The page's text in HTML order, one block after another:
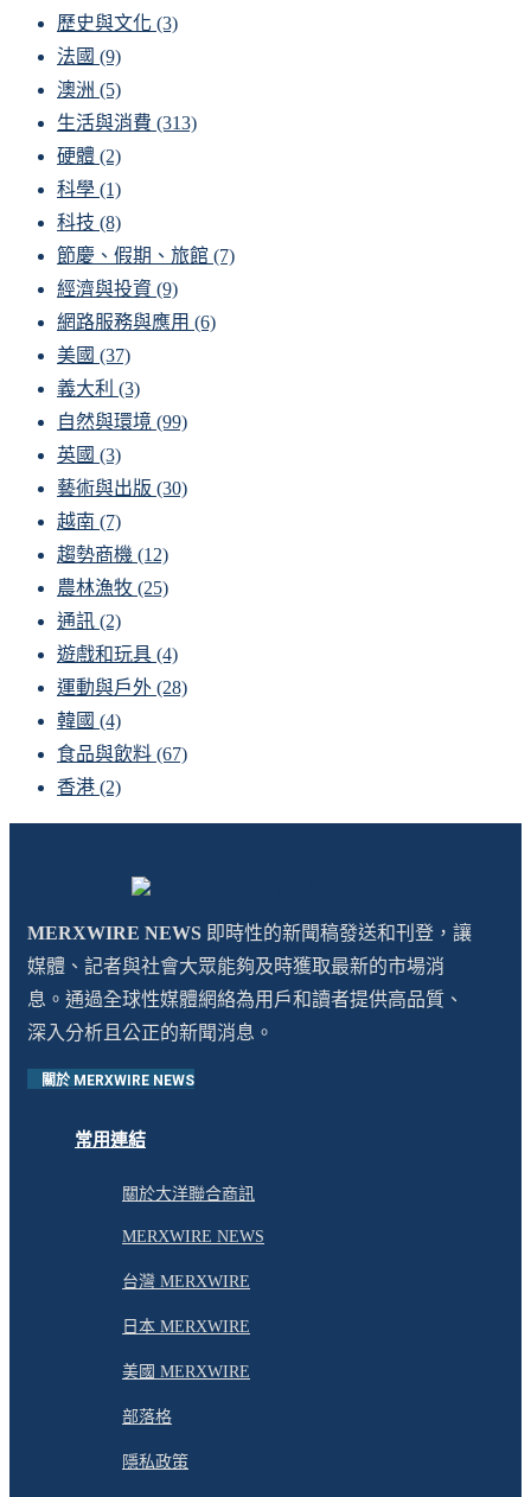
歷史與文化 (3)
法國 (9)
澳洲 (5)
生活與消費 (313)
硬體 (2)
科學 (1)
科技 (8)
節慶、假期、旅館 (7)
經濟與投資 (9)
網路服務與應用 (6)
美國 (37)
義大利 (3)
自然與環境 (99)
英國 (3)
藝術與出版 (30)
越南 (7)
趨勢商機 (12)
農林漁牧 (25)
通訊 (2)
遊戲和玩具 (4)
運動與戶外 (28)
韓國 (4)
食品與飲料 (67)
香港 (2)
MERXWIRE NEWS 即時性的新聞稿發送和刊登，讓
媒體、記者與社會大眾能夠及時獲取最新的市場消
息。通過全球性媒體網絡為用戶和讀者提供高品質、
深入分析且公正的新聞消息。
關於 MERXWIRE NEWS
常用連結
關於大洋聯合商訊
MERXWIRE NEWS
台灣 MERXWIRE
日本 MERXWIRE
美國 MERXWIRE
部落格
隱私政策